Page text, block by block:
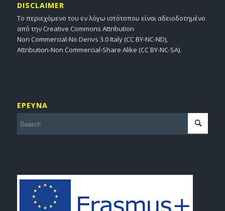
DISCLAIMER
Το περιεχόμενο του εν λόγω ιστότοπου είναι αδειοδοτημένο
από την Creative Commons Attribution
Non Commercial-No Derivs 3.0 Italy (CC BY-NC-ND),
Attribution-Non Commercial-Share Alike (CC BY-NC-SA).
ΕΡΕΥΝΑ